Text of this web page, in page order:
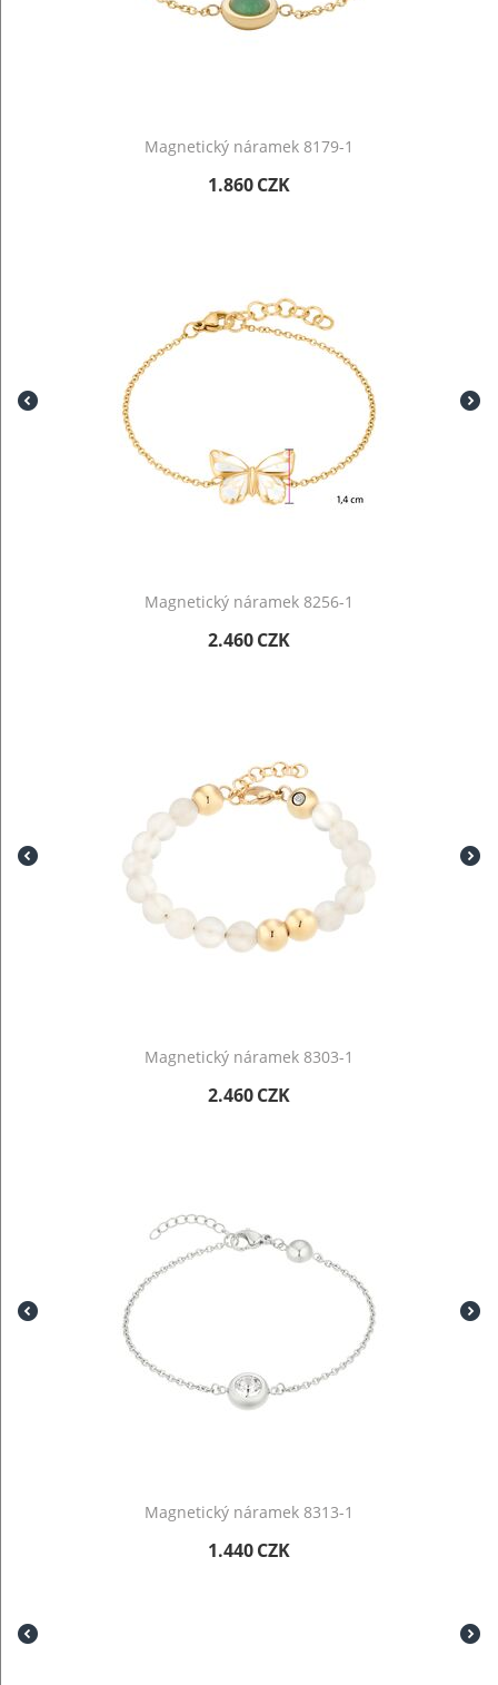
Magnetický náramek 8179-1
1.860CZK
Magnetický náramek 8256-1
2.460CZK
Magnetický náramek 8303-1
2.460CZK
Magnetický náramek 8313-1
1.440CZK